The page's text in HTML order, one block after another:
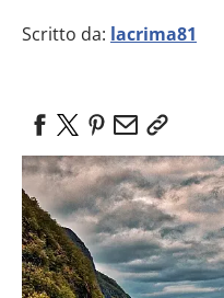
Scritto da: lacrima81